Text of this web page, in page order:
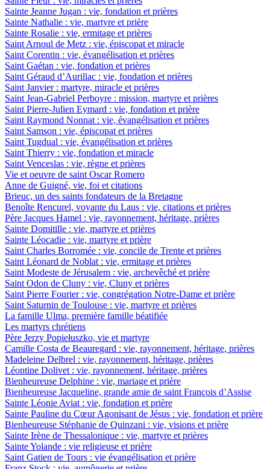
Sainte Jeanne Jugan : vie, fondation et prières
Sainte Nathalie : vie, martyre et prière
Sainte Rosalie : vie, ermitage et prières
Saint Arnoul de Metz : vie, épiscopat et miracle
Saint Corentin : vie, évangélisation et prières
Saint Gaétan : vie, fondation et prières
Saint Géraud d’Aurillac : vie, fondation et prières
Saint Janvier : martyre, miracle et prières
Saint Jean-Gabriel Perboyre : mission, martyre et prières
Saint Pierre-Julien Eymard : vie, fondation et prière
Saint Raymond Nonnat : vie, évangélisation et prières
Saint Samson : vie, épiscopat et prières
Saint Tugdual : vie, évangélisation et prières
Saint Thierry : vie, fondation et miracle
Saint Venceslas : vie, règne et prières
Vie et oeuvre de saint Oscar Romero
Anne de Guigné, vie, foi et citations
Brieuc, un des saints fondateurs de la Bretagne
Benoîte Rencurel, voyante du Laus : vie, citations et prières
Père Jacques Hamel : vie, rayonnement, héritage, prières
Sainte Domitille : vie, martyre et prières
Sainte Léocadie : vie, martyre et prière
Saint Charles Borromée : vie, concile de Trente et prières
Saint Léonard de Noblat : vie, ermitage et prières
Saint Modeste de Jérusalem : vie, archevêché et prière
Saint Odon de Cluny : vie, Cluny et prières
Saint Pierre Fourier : vie, congrégation Notre-Dame et prière
Saint Saturnin de Toulouse : vie, martyre et prières
La famille Ulma, première famille béatifiée
Les martyrs chrétiens
Père Jerzy Popiełuszko, vie et martyre
Camille Costa de Beauregard : vie, rayonnement, héritage, prières
Madeleine Delbrel : vie, rayonnement, héritage, prières
Léontine Dolivet : vie, rayonnement, héritage, prières
Bienheureuse Delphine : vie, mariage et prière
Bienheureuse Jacqueline, grande amie de saint François d’Assise
Sainte Léonie Aviat : vie, fondation et prière
Sainte Pauline du Cœur Agonisant de Jésus : vie, fondation et prière
Bienheureuse Stéphanie de Quinzani : vie, visions et prière
Sainte Irène de Thessalonique : vie, martyre et prières
Sainte Yolande : vie religieuse et prière
Saint Gatien de Tours : vie évangélisation et prière